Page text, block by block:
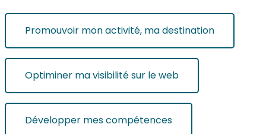
Promouvoir mon activité, ma destination
Optiminer ma visibilité sur le web
Développer mes compétences